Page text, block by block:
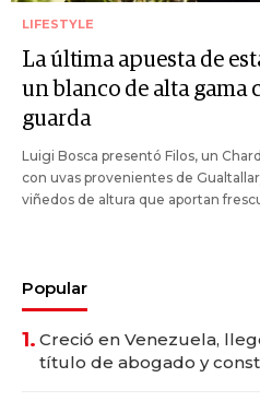
LIFESTYLE
La última apuesta de
un blanco de alta gama
guarda
Luigi Bosca presentó Filos, un
con uvas provenientes de
viñedos de altura que aportan
Popular
1. Creció en Venezuela,
título de abogado y